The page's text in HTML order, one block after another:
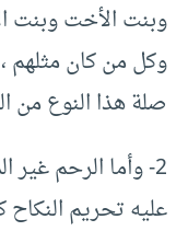
وبنت الأخت وبنت
وكل من كان مثلهم
صلة هذا النوع من
2- وأما الرحم
عليه تحريم